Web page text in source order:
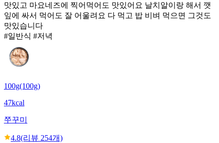
맛있고 마요네즈에 찍어먹어도 맛있어요 날치알이랑 해서 깻
잎에 싸서 먹어도 잘 어울려요 다 먹고 밥 비벼 먹으면 그것도
맛있습니다
#일반식 #저녁
100g(100g)
47kcal
쭈꾸미
4.8(리뷰 254개)